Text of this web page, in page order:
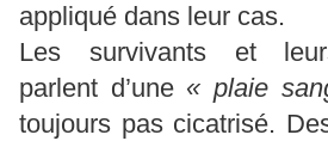
appliqué dans leur cas.
Les survivants et
parlent d’une « plaie
toujours pas cicatrisé.